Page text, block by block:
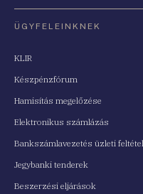
ÜGYFELEINKNEK
KLIR
Készpénzfórum
Hamisítás megelőzése
Elektronikus számlázás
Bankszámlavezetés üzleti
Jegybanki tenderek
Beszerzési eljárások